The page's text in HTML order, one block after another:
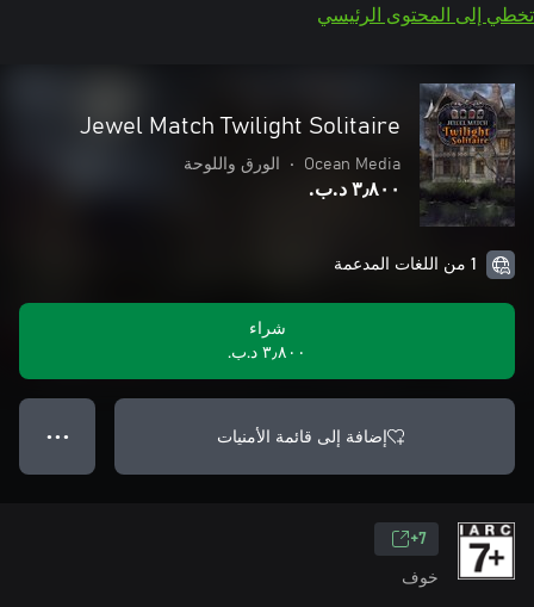
تخطي إلى المحتوى الرئيسي
Jewel Match Twilight Solitaire
Ocean Media
• الورق واللوحة
٣٫٨٠٠ د.ب.‏
1 من اللغات المدعمة
شراء
٣٫٨٠٠ د.ب.‏
إضافة إلى قائمة الأمنيات ● ● ●
7+
خوف